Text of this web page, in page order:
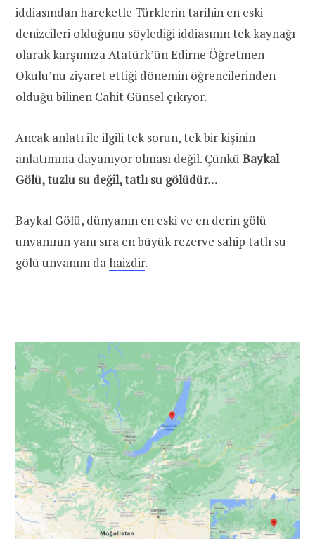
iddiasından hareketle Türklerin tarihin en eski
denizcileri olduğunu söylediği iddiasının tek kaynağı
olarak karşımıza Atatürk’ün Edirne Öğretmen
Okulu’nu ziyaret ettiği dönemin öğrencilerinden
olduğu bilinen Cahit Günsel çıkıyor.
Ancak anlatı ile ilgili tek sorun, tek bir kişinin
anlatımına dayanıyor olması değil. Çünkü Baykal
Gölü, tuzlu su değil, tatlı su gölüdür…
Baykal Gölü, dünyanın en eski ve en derin gölü
unvanının yanı sıra en büyük rezerve sahip tatlı su
gölü unvanını dahaizdir.